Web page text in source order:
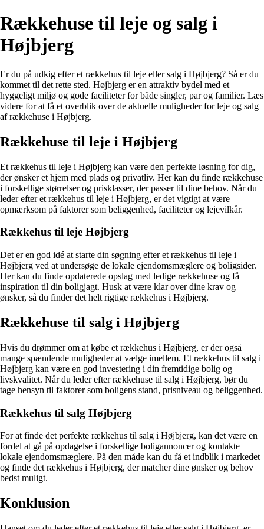
Rækkehuse til leje og salg i
Højbjerg
Er du på udkig efter et rækkehus til leje eller salg i Højbjerg? Så er du
kommet til det rette sted. Højbjerg er en attraktiv bydel med et
hyggeligt miljø og gode faciliteter for både singler, par og familier. Læs
videre for at få et overblik over de aktuelle muligheder for leje og salg
af rækkehuse i Højbjerg.
Rækkehuse til leje i Højbjerg
Et rækkehus til leje i Højbjerg kan være den perfekte løsning for dig,
der ønsker et hjem med plads og privatliv. Her kan du finde rækkehuse
i forskellige størrelser og prisklasser, der passer til dine behov. Når du
leder efter et rækkehus til leje i Højbjerg, er det vigtigt at være
opmærksom på faktorer som beliggenhed, faciliteter og lejevilkår.
Rækkehus til leje Højbjerg
Det er en god idé at starte din søgning efter et rækkehus til leje i
Højbjerg ved at undersøge de lokale ejendomsmæglere og boligsider.
Her kan du finde opdaterede opslag med ledige rækkehuse og få
inspiration til din boligjagt. Husk at være klar over dine krav og
ønsker, så du finder det helt rigtige rækkehus i Højbjerg.
Rækkehuse til salg i Højbjerg
Hvis du drømmer om at købe et rækkehus i Højbjerg, er der også
mange spændende muligheder at vælge imellem. Et rækkehus til salg i
Højbjerg kan være en god investering i din fremtidige bolig og
livskvalitet. Når du leder efter rækkehuse til salg i Højbjerg, bør du
tage hensyn til faktorer som boligens stand, prisniveau og beliggenhed.
Rækkehus til salg Højbjerg
For at finde det perfekte rækkehus til salg i Højbjerg, kan det være en
fordel at gå på opdagelse i forskellige boligannoncer og kontakte
lokale ejendomsmæglere. På den måde kan du få et indblik i markedet
og finde det rækkehus i Højbjerg, der matcher dine ønsker og behov
bedst muligt.
Konklusion